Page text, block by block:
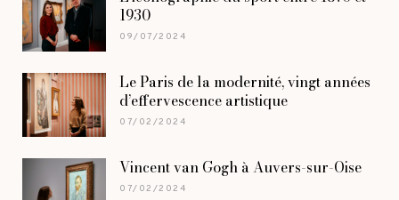
1930
09/07/2024
Le Paris de la modernité, vingt années
d’effervescence artistique
07/02/2024
Vincent van Gogh à Auvers-sur-Oise
07/02/2024